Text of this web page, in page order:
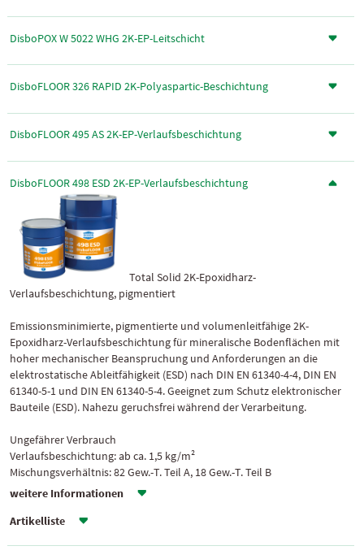
DisboPOX W 5022 WHG 2K-EP-Leitschicht
DisboFLOOR 326 RAPID 2K-Polyaspartic-Beschichtung
DisboFLOOR 495 AS 2K-EP-Verlaufsbeschichtung
DisboFLOOR 498 ESD 2K-EP-Verlaufsbeschichtung
Total Solid 2K-Epoxidharz-
Verlaufsbeschichtung, pigmentiert
Emissionsminimierte, pigmentierte und volumenleitfähige 2K-
Epoxidharz-Verlaufsbeschichtung für mineralische Bodenflächen mit
hoher mechanischer Beanspruchung und Anforderungen an die
elektrostatische Ableitfähigkeit (ESD) nach DIN EN 61340-4-4, DIN EN
61340-5-1 und DIN EN 61340-5-4. Geeignet zum Schutz elektronischer
Bauteile (ESD). Nahezu geruchsfrei während der Verarbeitung.
Ungefährer Verbrauch
Verlaufsbeschichtung: ab ca. 1,5 kg/m²
Mischungsverhältnis: 82 Gew.-T. Teil A, 18 Gew.-T. Teil B
weitere Informationen
Artikelliste